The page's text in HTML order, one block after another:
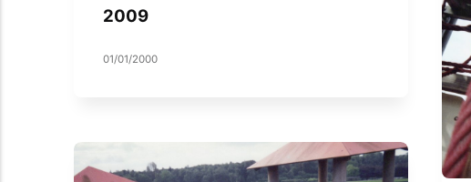
2009
01/01/2000